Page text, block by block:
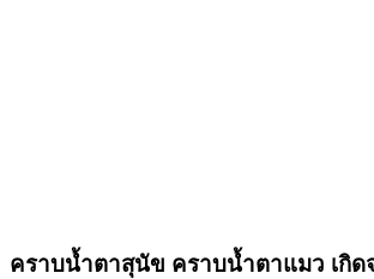
คราบน้ำตาสุนัข คราบน้ำตาแมว เกิด